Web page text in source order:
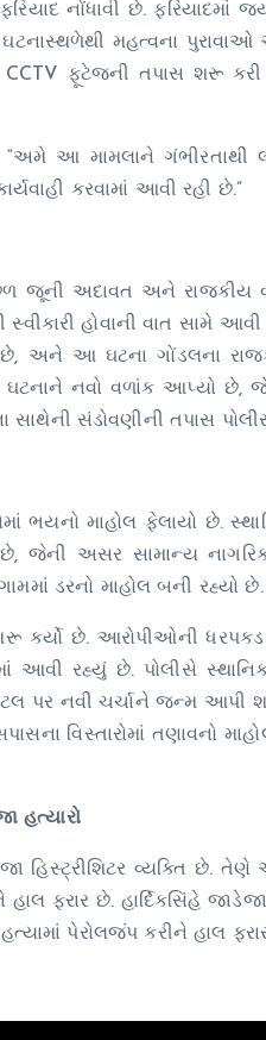
નોંધાવી છે.
ઘટનાસ્થળેથી મહત્વના
ફૂટેજની તપાસ શરૂ
“અમે આ મામલાને
કરવામાં આવી રહી છે.”
જૂની અદાવત અને રાજકીય
સ્વીકારી હોવાની વાત
છે, અને આ ઘટના ગોંડલના
નવો વળાંક આપ્યો છે,
સંડોવણીની તપાસ પોલીસ
ભયનો માહોલ ફેલાયો છે.
અસર સામાન્ય
ડરનો માહોલ બની રહ્યો છે.
કર્યો છે. આરોપીઓની
આવી રહ્યું છે. પોલીસે
પર નવી ચર્ચાને જન્મ આપી
વિસ્તારોમાં તણાવનો
હત્યારો
હિસ્ટ્રીશિટર વ્યક્તિ
હાલ ફરાર છે. હાર્દિકસિંહે
પેરોલજંપ કરીને હાલ